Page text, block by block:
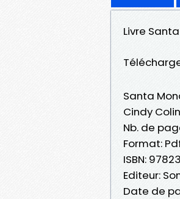
Livre
Santa
Cindy
Nb. de
Format:
ISBN:
Editeur:
Date de